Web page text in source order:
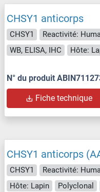
CHSY1 anticorps
CHSY1
WB, ELISA, IHC
Hôte:
N° du produit
Fiche technique
CHSY1 anticorps
CHSY1 Reactivité:
Hôte: Lapin
Polyclonal